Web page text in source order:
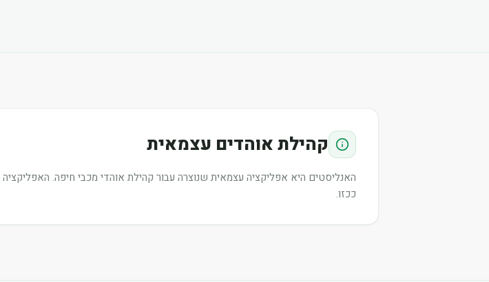
קהילת אוהדים עצמאית
האנליסטים היא אפליקציה עצמאית שנוצרה עבור קהילת אוהדי מכבי חיפה.
ככזו.